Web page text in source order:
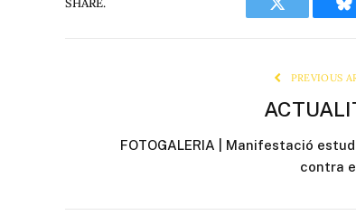
SHARE.
Twitter
PREVIOUS
FOTOGALERIA | Manifestació
contra